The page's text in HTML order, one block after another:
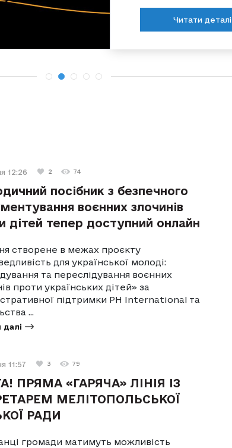
Читати деталі
12:26 2 74
посібник з безпечного
воєнних злочинів
дітей тепер доступний онлайн
створене в межах проєкту
для української молоді:
та переслідування воєнних
проти українських дітей» за
підтримки PH International та
...
далі
11:57 3 79
ПРЯМА «ГАРЯЧА» ЛІНІЯ ІЗ
МЕЛІТОПОЛЬСЬКОЇ
РАДИ
громади матимуть можливість